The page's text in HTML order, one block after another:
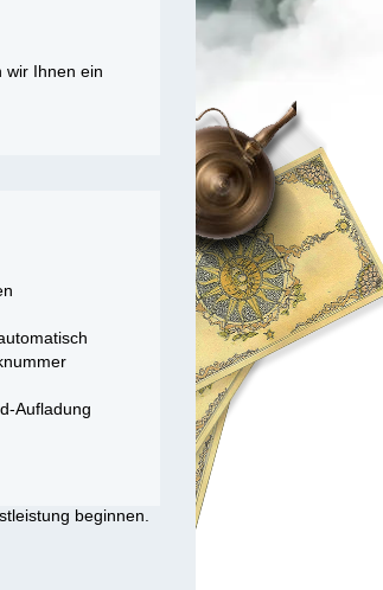
wir Ihnen ein
Aufladung
beginnen.